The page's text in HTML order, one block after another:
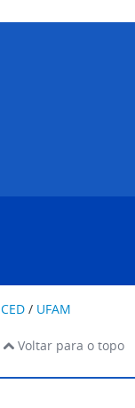
CED / UFAM
Voltar para o topo